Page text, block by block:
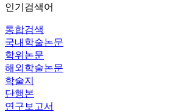
인기검색어
통합검색
국내학술논문
학위논문
해외학술논문
학술지
단행본
연구보고서